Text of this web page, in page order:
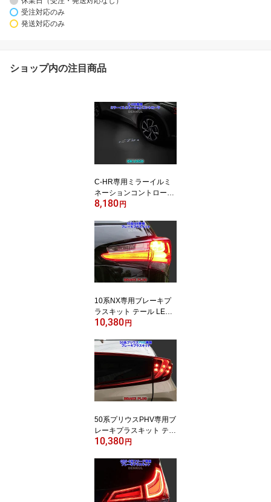
受注対応のみ
発送対応のみ
ショップ内の注目商品
C-HR専用ミラーイルミ
ネーションコントローラ
【DK-LOGO】
8,180 円
10系NX専用ブレーキプ
ラスキット テール LED 4
灯化 全灯化
10,380 円
50系プリウスPHV専用ブ
レーキプラスキット テー
ル LED 4灯化 全灯化
10,380 円